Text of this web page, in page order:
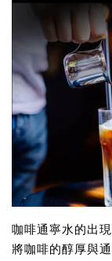
咖啡通寧水的出
將咖啡的醇厚與